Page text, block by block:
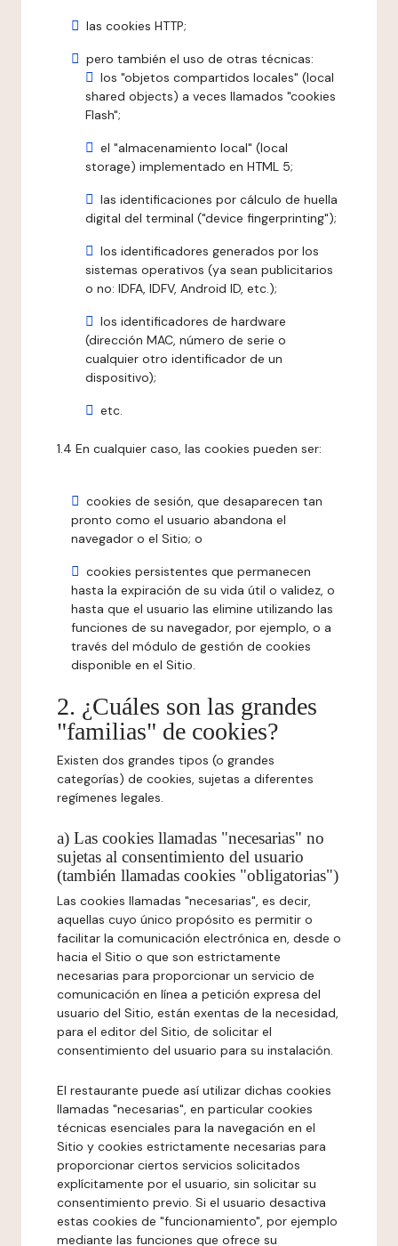
las cookies HTTP;
pero también el uso de otras técnicas:
los "objetos compartidos locales" (local
shared objects) a veces llamados "cookies
Flash";
el "almacenamiento local" (local
storage) implementado en HTML 5;
las identificaciones por cálculo de huella
digital del terminal ("device fingerprinting");
los identificadores generados por los
sistemas operativos (ya sean publicitarios
o no: IDFA, IDFV, Android ID, etc.);
los identificadores de hardware
(dirección MAC, número de serie o
cualquier otro identificador de un
dispositivo);
etc.
1.4 En cualquier caso, las cookies pueden ser:
cookies de sesión, que desaparecen tan
pronto como el usuario abandona el
navegador o el Sitio; o
cookies persistentes que permanecen
hasta la expiración de su vida útil o validez, o
hasta que el usuario las elimine utilizando las
funciones de su navegador, por ejemplo, o a
través del módulo de gestión de cookies
disponible en el Sitio.
2. ¿Cuáles son las grandes
"familias" de cookies?
Existen dos grandes tipos (o grandes
categorías) de cookies, sujetas a diferentes
regímenes legales.
a) Las cookies llamadas "necesarias" no
sujetas al consentimiento del usuario
(también llamadas cookies "obligatorias")
Las cookies llamadas "necesarias", es decir,
aquellas cuyo único propósito es permitir o
facilitar la comunicación electrónica en, desde o
hacia el Sitio o que son estrictamente
necesarias para proporcionar un servicio de
comunicación en línea a petición expresa del
usuario del Sitio, están exentas de la necesidad,
para el editor del Sitio, de solicitar el
consentimiento del usuario para su instalación.
El restaurante puede así utilizar dichas cookies
llamadas "necesarias", en particular cookies
técnicas esenciales para la navegación en el
Sitio y cookies estrictamente necesarias para
proporcionar ciertos servicios solicitados
explícitamente por el usuario, sin solicitar su
consentimiento previo. Si el usuario desactiva
estas cookies de "funcionamiento", por ejemplo
mediante las funciones que ofrece su